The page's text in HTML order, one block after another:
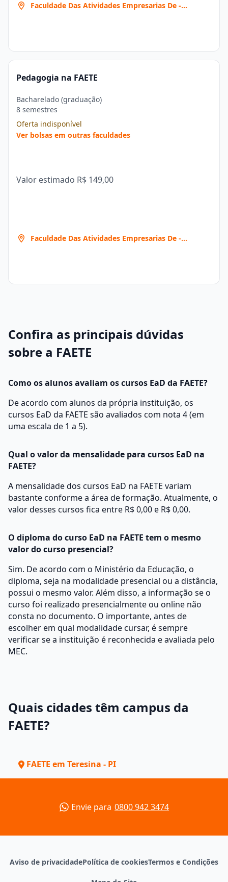
Faculdade Das Atividades Empresarias De -
Pedagogia na FAETE
Bacharelado (graduação)
8 semestres
Oferta indisponível
Ver bolsas em outras faculdades
Valor estimado R$ 149,00
Faculdade Das Atividades Empresarias De -
Confira as principais dúvidas
sobre a FAETE
Como os alunos avaliam os cursos EaD da FAETE?
De acordo com alunos da própria instituição, os
cursos EaD da FAETE são avaliados com nota 4 (em
uma escala de 1 a 5).
Qual o valor da mensalidade para cursos EaD na
FAETE?
A mensalidade dos cursos EaD na FAETE variam
bastante conforme a área de formação. Atualmente, o
valor desses cursos fica entre R$ 0,00 e R$ 0,00.
O diploma do curso EaD na FAETE tem o mesmo
valor do curso presencial?
Sim. De acordo com o Ministério da Educação, o
diploma, seja na modalidade presencial ou a distância,
possui o mesmo valor. Além disso, a informação se o
curso foi realizado presencialmente ou online não
consta no documento. O importante, antes de
escolher em qual modalidade cursar, é sempre
verificar se a instituição é reconhecida e avaliada pelo
MEC.
Quais cidades têm campus da
FAETE?
FAETE em Teresina - PI
Envie para 0800 942 3474
Aviso de privacidadePolítica de cookiesTermos e Condições